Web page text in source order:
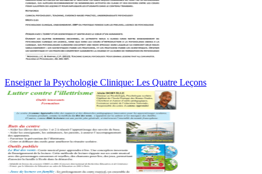
Enseigner la Psychologie Clinique: Les Quatre Leçons